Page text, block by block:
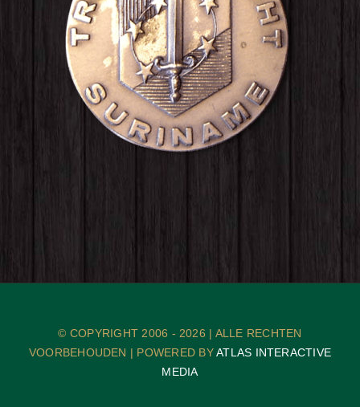
© COPYRIGHT 2006 - 2026 | ALLE RECHTEN
VOORBEHOUDEN | POWERED BYATLAS INTERACTIVE
MEDIA